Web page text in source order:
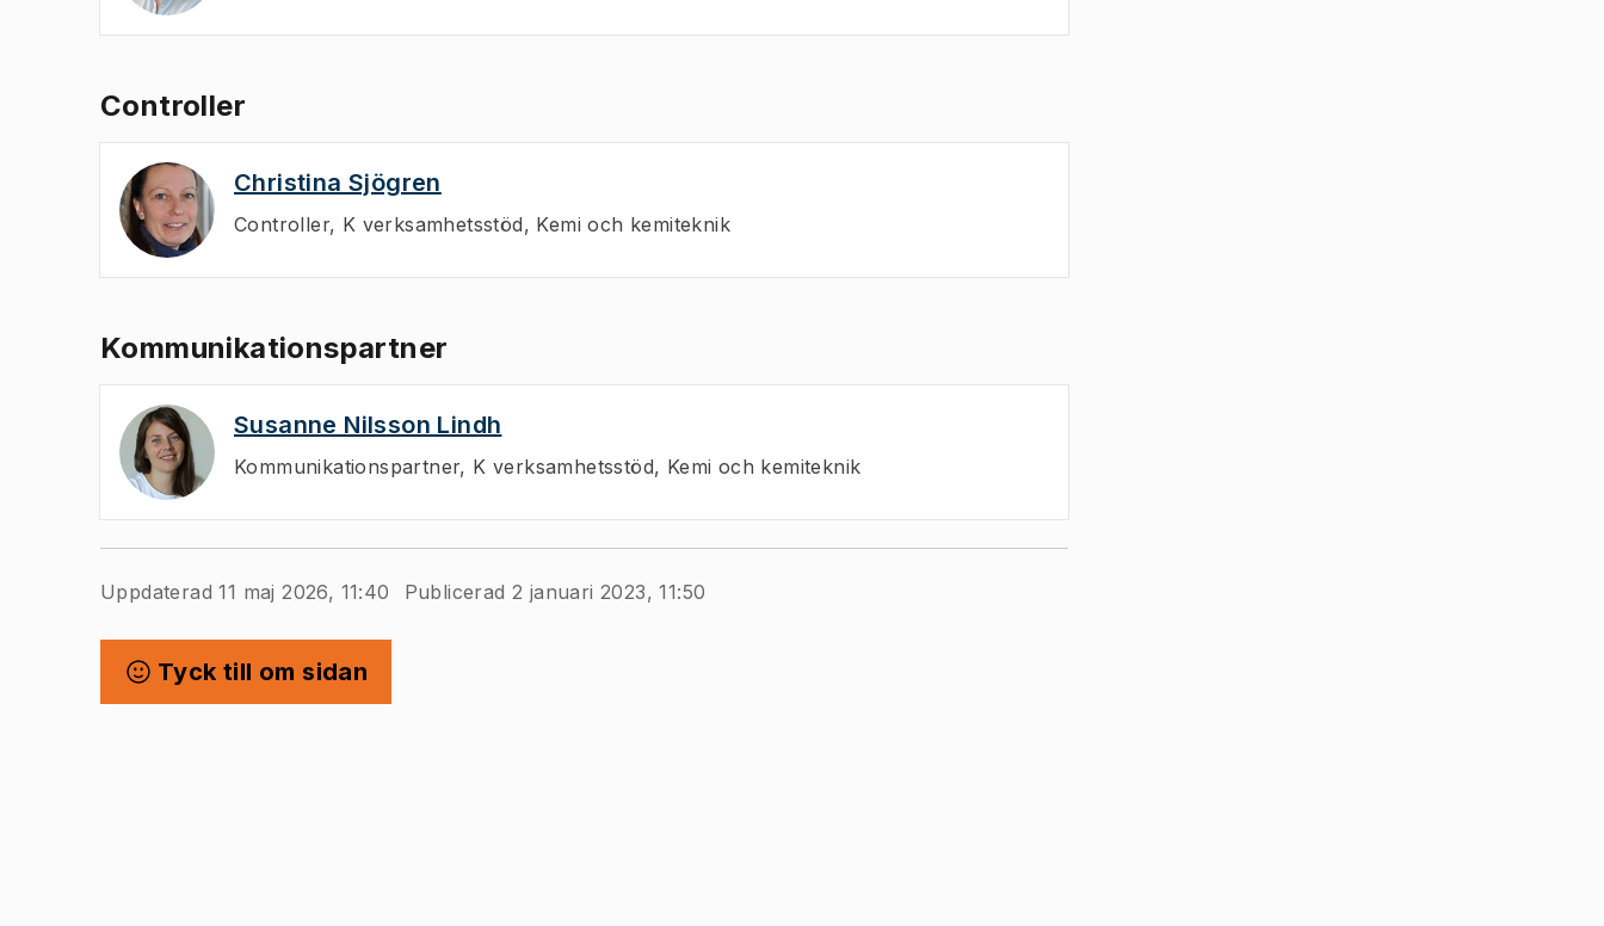
Controller
Christina Sjögren
Controller, K verksamhetsstöd, Kemi och kemiteknik
Kommunikationspartner
Susanne Nilsson Lindh
Kommunikationspartner, K verksamhetsstöd, Kemi och kemiteknik
Uppdaterad 11 maj 2026, 11:40 Publicerad 2 januari 2023, 11:50
Tyck till om sidan